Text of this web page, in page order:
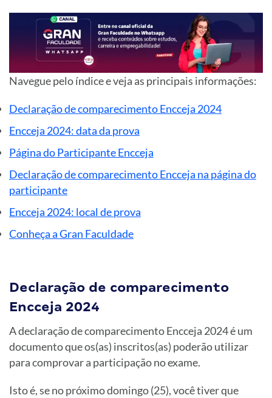
Navegue pelo índice e veja as principais informações:
Declaração de comparecimento Encceja 2024
Encceja 2024: data da prova
Página do Participante Encceja
Declaração de comparecimento Encceja na página do
participante
Encceja 2024: local de prova
Conheça a Gran Faculdade
Declaração de comparecimento
Encceja 2024
A declaração de comparecimento Encceja 2024 é um
documento que os(as) inscritos(as) poderão utilizar
para comprovar a participação no exame.
Isto é, se no próximo domingo (25), você tiver que